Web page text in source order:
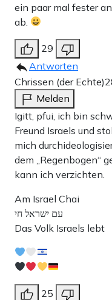
ein paar mal fester
ab.
29
Antworten
Chrissen (der Echte)
Melden
Igitt, pfui, ich bin
Freund Israels und
mich
dem „Regenbogen“
kann ich verzichten.
Am Israel Chai
עם ישראל חי
Das Volk Israels lebt
25